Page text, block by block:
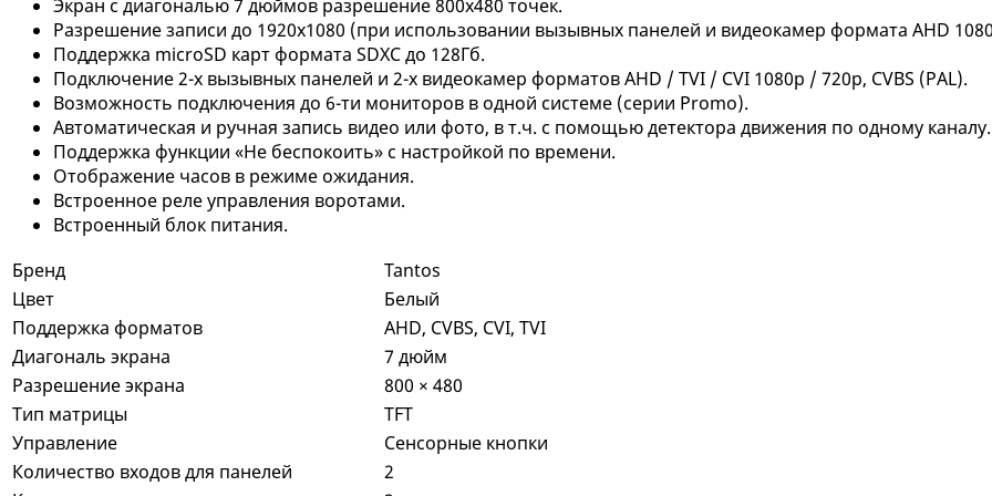
Экран с диагональю 7 дюймов разрешение 800х480 точек.
Разрешение записи до 1920х1080 (при иcпользовании вызывных панелей и видеокамер формата AHD
Поддержка microSD карт формата SDXC до 128Гб.
Подключение 2-х вызывных панелей и 2-х видеокамер форматов AHD / TVI / CVI 1080p / 720p, CVBS (PAL).
Возможность подключения до 6-ти мониторов в одной системе (серии Promo).
Автоматическая и ручная запись видео или фото, в т.ч. с помощью детектора движения по одному каналу.
Поддержка функции «Не беспокоить» с настройкой по времени.
Отображение часов в режиме ожидания.
Встроенное реле управления воротами.
Встроенный блок питания.
Бренд
Tantos
Цвет
Белый
Поддержка форматов
AHD, CVBS, CVI, TVI
Диагональ экрана
7 дюйм
Разрешение экрана
800 × 480
Тип матрицы
TFT
Управление
Сенсорные кнопки
Количество входов для панелей
2